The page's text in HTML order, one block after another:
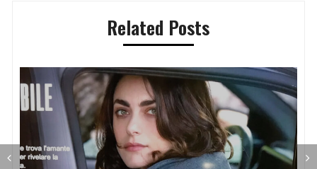
ー
シ
ョ
ン
Related Posts